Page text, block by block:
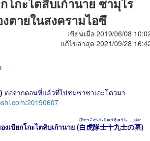
โกะไตสิบเก้านาย ซามุไร
ตายในสงครามไอซึ
เขียนเมื่อ 2019/06/08
แก้ไขล่าสุด 2021/09/28
) ต่อจากตอนที่แล้วที่ไปชมซาซาเอะโดวมา
20190607
งเบียกโกะไตสิบเก้านาย (白虎隊士十九士
びゃっこたいしじゅうきゅうし
の墓
はか
)